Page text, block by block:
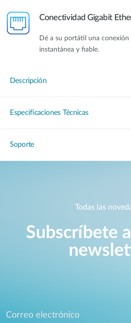
Conectividad Gigabit
Dé a su portátil una conexión
instantánea y fiable.
Descripción
Especificaciones Técnicas
Soporte
Todas las
Subscríbete